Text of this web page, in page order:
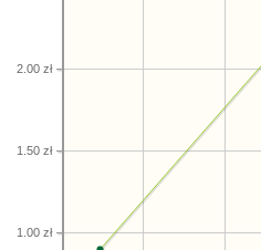
1.00 zł
1.50 zł
2.00 zł